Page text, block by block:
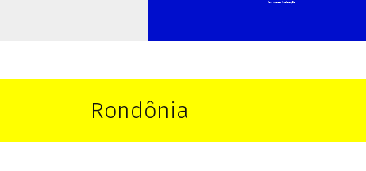
Rondônia